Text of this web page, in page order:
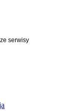
karcie
się w nowej karcie
serwisy